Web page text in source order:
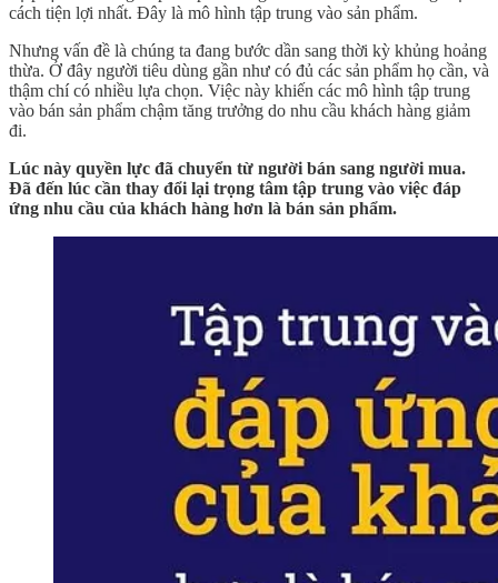
cách tiện lợi nhất. Đây là mô hình tập trung vào sản phẩm.
Nhưng vấn đề là chúng ta đang bước dần sang thời kỳ khủng hoảng
thừa. Ở đây người tiêu dùng gần như có đủ các sản phẩm họ cần, và
thậm chí có nhiều lựa chọn. Việc này khiến các mô hình tập trung
vào bán sản phẩm chậm tăng trưởng do nhu cầu khách hàng giảm
đi.
Lúc này quyền lực đã chuyển từ người bán sang người mua.
Đã đến lúc cần thay đổi lại trọng tâm tập trung vào việc đáp
ứng nhu cầu của khách hàng hơn là bán sản phẩm.